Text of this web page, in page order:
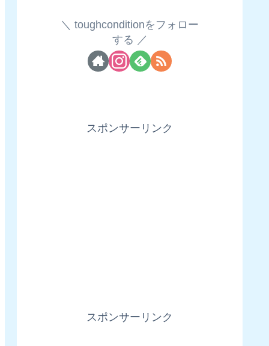
toughconditionをフォロー
する
スポンサーリンク
スポンサーリンク